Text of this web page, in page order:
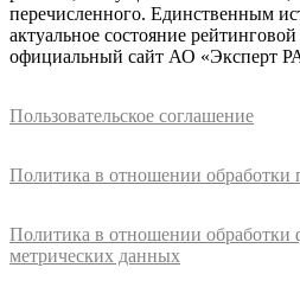
перечисленного. Единственным
актуальное состояние
официальный сайт АО «Эксперт
Пользовательское соглашение
Политика в отношении обработки
Политика в отношении обработки
метрических данных